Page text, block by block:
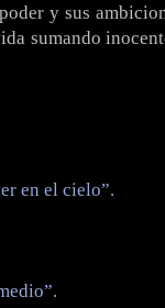
y sus
sumando
en el cielo”.